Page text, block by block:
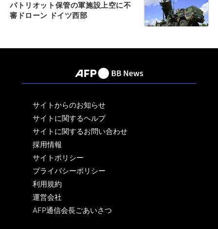
パトリオット保管の軍施設上空に不
審ドローン ドイツ西部
サイトからのお知らせ
サイトに関するヘルプ
サイトに関するお問い合わせ
採用情報
サイトポリシー
プライバシーポリシー
利用規約
運営会社
AFP通信会長ごあいさつ